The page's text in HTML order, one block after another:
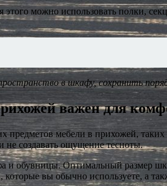
можно использовать полки,
в шкафу, сохранить
важен для
мебели в прихожей,
не создавать ощущение тесноты.
и обувницы. Оптимальный размер
вы обычно используете, а